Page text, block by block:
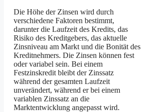
Die Höhe der Zinsen wird durch
verschiedene Faktoren bestimmt,
darunter die Laufzeit des Kredits, das
Risiko des Kreditgebers, das aktuelle
Zinsniveau am Markt und die Bonität des
Kreditnehmers. Die Zinsen können fest
oder variabel sein. Bei einem
Festzinskredit bleibt der Zinssatz
während der gesamten Laufzeit
unverändert, während er bei einem
variablen Zinssatz an die
Marktentwicklung angepasst wird.